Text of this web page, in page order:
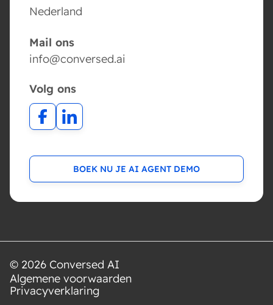
Nederland
Mail ons
info@conversed.ai
Volg ons
BOEK NU JE AI AGENT DEMO
© 2026 Conversed AI
Algemene voorwaarden
Privacyverklaring